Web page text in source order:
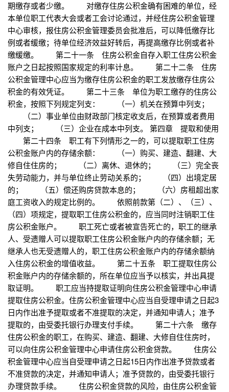
期缴存或者少缴。 对缴存住房公积金确有困难的单位，经
本单位职工代表大会或者工会讨论通过，并经住房公积金管理
中心审核，报住房公积金管理委员会批准后，可以降低缴存比
例或者缓缴；待单位经济效益好转后，再提高缴存比例或者补
缴缓缴。 第二十一条 住房公积金自存入职工住房公积金
账户之日起按照国家规定的利率计息。 第二十二条 住房
公积金管理中心应当为缴存住房公积金的职工发放缴存住房公
积金的有效凭证。 第二十三条 单位为职工缴存的住房公
积金，按照下列规定列支： （一）机关在预算中列支；
（二）事业单位由财政部门核定收支后，在预算或者费用
中列支； （三）企业在成本中列支。 第四章 提取和使用
第二十四条 职工有下列情形之一的，可以提取职工住房
公积金账户内的存储余额： （一）购买、建造、翻建、大
修自住住房的； （二）离休、退休的； （三）完全丧
失劳动能力，并与单位终止劳动关系的； （四）出境定居
的； （五）偿还购房贷款本息的； （六）房租超出家
庭工资收入的规定比例的。 依照前款第（二）、（三）、
（四）项规定，提取职工住房公积金的，应当同时注销职工住
房公积金账户。 职工死亡或者被宣告死亡的，职工的继承
人、受遗赠人可以提取职工住房公积金账户内的存储余额；无
继承人也无受遗赠人的，职工住房公积金账户内的存储余额纳
入住房公积金的增值收益。 第二十五条 职工提取住房公
积金账户内的存储余额的，所在单位应当予以核实，并出具提
取证明。 职工应当持提取证明向住房公积金管理中心申请
提取住房公积金。住房公积金管理中心应当自受理申请之日起3
日内作出准予提取或者不准提取的决定，并通知申请人；准予
提取的，由受委托银行办理支付手续。 第二十六条 缴存
住房公积金的职工，在购买、建造、翻建、大修自住住房时，
可以向住房公积金管理中心申请住房公积金贷款。 住房公
积金管理中心应当自受理申请之日起15日内作出准予贷款或者
不准贷款的决定，并通知申请人；准予贷款的，由受委托银行
办理贷款手续。 住房公积金贷款的风险，由住房公积金管